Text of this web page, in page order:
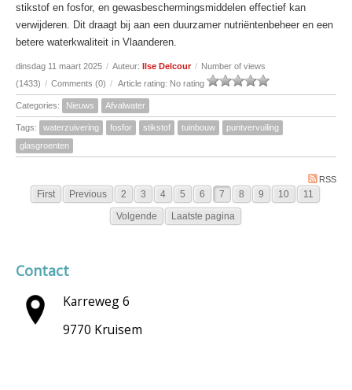
stikstof en fosfor, en gewasbeschermingsmiddelen effectief kan
verwijderen. Dit draagt bij aan een duurzamer nutriëntenbeheer en een
betere waterkwaliteit in Vlaanderen.
dinsdag 11 maart 2025 / Auteur: Ilse Delcour / Number of views
(1433) / Comments (0) / Article rating: No rating
Categories: Nieuws Afvalwater
Tags: waterzuivering fosfor stikstof tuinbouw
puntvervuiling
glasgroenten
RSS
First Previous 2 3 4 5 6 7 8 9 10
11
Volgende
Laatste pagina
Contact
Karreweg 6
9770 Kruisem